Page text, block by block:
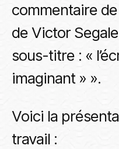
commentaire
de Victor
sous-titre : «
imaginant » ».
Voici la
travail :